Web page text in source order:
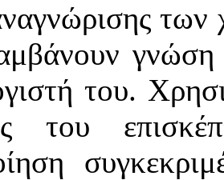
γνώση
του.
του